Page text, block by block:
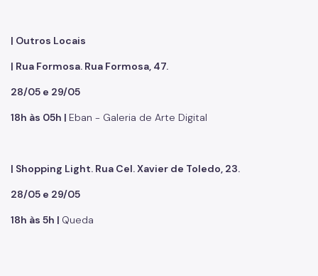
| Outros Locais
| Rua Formosa. Rua Formosa, 47.
28/05 e 29/05
18h às 05h | Eban - Galeria de Arte Digital
| Shopping Light. Rua Cel. Xavier de Toledo, 23.
28/05 e 29/05
18h às 5h | Queda